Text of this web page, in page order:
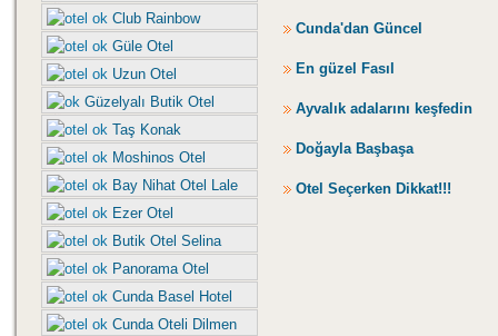
Club Rainbow
Güle Otel
Uzun Otel
Güzelyalı Butik Otel
Taş Konak
Moshinos Otel
Bay Nihat Otel Lale
Ezer Otel
Butik Otel Selina
Panorama Otel
Cunda Basel Hotel
Cunda Oteli Dilmen
Cunda'dan Güncel
En güzel Fasıl
Ayvalık adalarını keşfedin
Doğayla Başbaşa
Otel Seçerken Dikkat!!!